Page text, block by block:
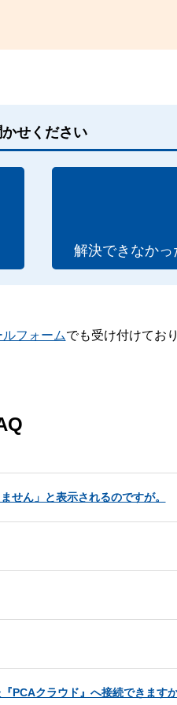
せください
解決できなかっ
フォームでも受け付けてお
せん」と表示されるのですが。
PCAクラウド』へ接続できます